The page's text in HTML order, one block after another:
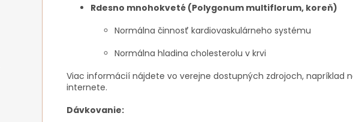
Rdesno mnohokveté (Polygonum multiflorum, koreň)
Normálna činnosť kardiovaskulárneho systému
Normálna hladina cholesterolu v krvi
Viac informácií nájdete vo verejne dostupných zdrojoch, napríklad
internete.
Dávkovanie: